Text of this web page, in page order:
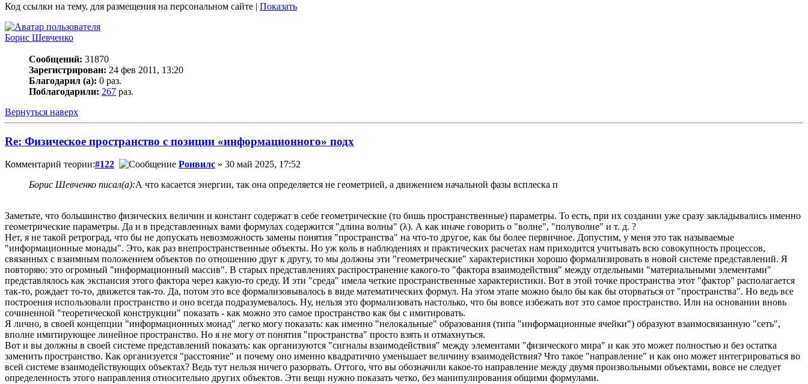
Код ссылки на тему, для размещения на персональном сайте | Показать
Борис Шевченко
Сообщений: 31870
Зарегистрирован: 24 фев 2011, 13:20
Благодарил (а): 0 раз.
Поблагодарили: 267 раз.
Вернуться наверх
Re: Физическое пространство с позиции «информационного» подх
Комментарий теории:#122 Ронвилс » 30 май 2025, 17:52
Борис Шевченко писал(а):А что касается энергии, так она определяется не геометрией, а движением начальной фазы всплеска п
Заметьте, что большинство физических величин и констант содержат в себе геометрические (то бишь пространственные) параметры. То есть, при их создании уже сразу закладывались именно
геометрические параметры. Да и в представленных вами формулах содержится "длина волны" (λ). А как иначе говорить о "волне", "полуволне" и т. д. ?
Нет, я не такой ретроград, что бы не допускать невозможность замены понятия "пространства" на что-то другое, как бы более первичное. Допустим, у меня это так называемые
"информационные монады". Это, как раз внепространственные объекты. Но уж коль в наблюдениях и практических расчетах нам приходится учитывать всю совокупность процессов,
связанных с взаимным положением объектов по отношению друг к другу, то мы должны эти "геометрические" характеристики хорошо формализировать в новой системе представлений. Я
повторяю: это огромный "информационный массив". В старых представлениях распространение какого-то "фактора взаимодействия" между отдельными "материальными элементами"
представлялось как экспансия этого фактора через какую-то среду. И эти "среда" имела четкие пространственные характеристики. Вот в этой точке пространства этот "фактор" располагается
так-то, рождает то-то, движется так-то. Да, потом это все формализовывалось в виде математических формул. На этом этапе можно было бы как бы оторваться от "пространства". Но ведь все
построения использовали пространство и оно всегда подразумевалось. Ну, нельзя это формализовать настолько, что бы вовсе избежать вот это самое пространство. Или на основании вновь
сочиненной "теоретической конструкции" показать - как можно это самое пространство как бы с имитировать.
Я лично, в своей концепции "информационных монад" легко могу показать: как именно "нелокальные" образования (типа "информационные ячейки") образуют взаимосвязанную "сеть",
вполне имитирующее линейное пространство. Но я не могу от понятия "пространства" просто взять и отмахнуться.
Вот и вы должны в своей системе представлений показать: как организуются "сигналы взаимодействия" между элементами "физического мира" и как это может полностью и без остатка
заменить пространство. Как организуется "расстояние" и почему оно именно квадратично уменьшает величину взаимодействия? Что такое "направление" и как оно может интегрироваться во
всей системе взаимодействующих объектах? Ведь тут нельзя ничего разорвать. Оттого, что вы обозначили какое-то направление между двумя произвольными объектами, вовсе не следует
определенность этого направления относительно других объектов. Эти вещи нужно показать четко, без манипулирования общими формулами.